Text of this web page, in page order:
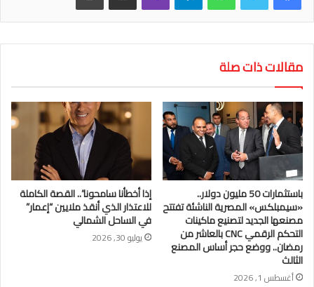
مقالات ذات صلة
باستثمارات 50 مليون دولار..
«سيمبلكس» المصرية الناشئة تفتتح
مصنعها الجديد لتصنيع ماكينات
التحكم الرقمي CNC بالعاشر من
رمضان.. ووضع حجر أساس المصنع
الثالث
أغسطس 1, 2026
إذا أخطأنا سامحونا”.. القصة الكاملة
للاعتذار الذي أنقذ ملايين “إعمار”
في الساحل الشمالي
يوليو 30, 2026